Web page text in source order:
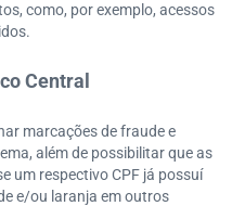
como, por exemplo, acessos
Central
marcações de fraude e
além de possibilitar que as
um respectivo CPF já possuí
e/ou laranja em outros